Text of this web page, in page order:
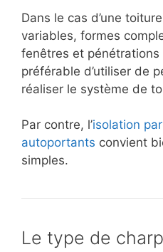
Dans le cas d’une
variables, formes
fenêtres et
préférable d’utiliser de
réaliser le système de
Par contre, l’isolation
autoportants convient
simples.
Le type de